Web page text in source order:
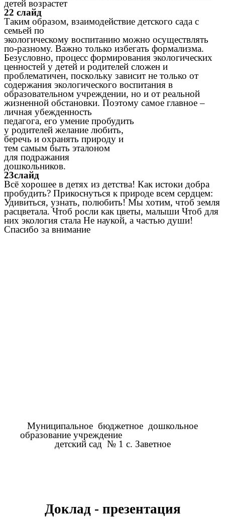
детей возрастет
22 слайд
Таким образом, взаимодействие детского сада с
семьей по
экологическому воспитанию можно осуществлять
по-разному. Важно только избегать формализма.
Безусловно, процесс формирования экологических
ценностей у детей и родителей сложен и
проблематичен, поскольку зависит не только от
содержания экологического воспитания в
образовательном учреждении, но и от реальной
жизненной обстановки. Поэтому самое главное –
личная убежденность
педагога, его умение пробудить
у родителей желание любить,
беречь и охранять природу и
тем самым быть эталоном
для подражания
дошкольников.
23слайд
Всё хорошее в детях из детства! Как истоки добра
пробудить? Прикоснуться к природе всем сердцем:
Удивиться, узнать, полюбить! Мы хотим, чтоб земля
расцветала. Чтоб росли как цветы, малыши Чтоб для
них экология стала Не наукой, а частью души!
Спасибо за внимание
Муниципальное бюджетное дошкольное
образование учреждение
детский сад № 1 с. Заветное
Доклад - презентация